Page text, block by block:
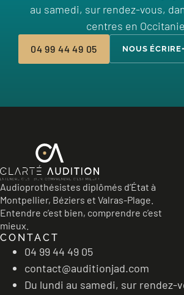
au samedi, sur rendez-vous,
centres en
04 99 44 49 05 NOUS ÉCRIRE
Audioprothésistes diplômés d’État à
Montpellier, Béziers et Valras-Plage.
Entendre c’est bien, comprendre c’est
mieux.
CONTACT
04 99 44 49 05
contact@auditionjad.com
Du lundi au samedi, sur rendez-